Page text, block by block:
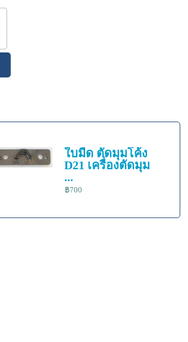
ใบมีด ตัดมุมโค้ง
D21 เครื่องตัดมุม
...
฿700